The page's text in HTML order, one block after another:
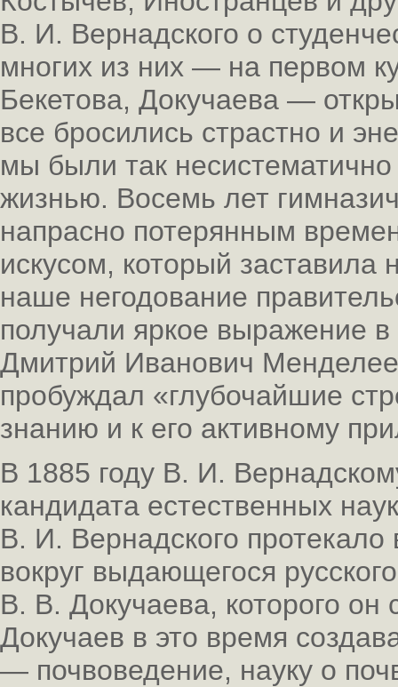
В. И. Вернадского о
многих из них — на первом
Бекетова, Докучаева —
все бросились страстно и
мы были так
жизнью. Восемь лет
напрасно потерянным
искусом, который заставила
наше негодование
получали яркое выражение
Дмитрий Иванович
пробуждал «глубочайшие
знанию и к его активному
В 1885 году В. И.
кандидата естественных
В. И. Вернадского протекало
вокруг выдающегося
В. В. Докучаева, которого
Докучаев в это время
— почвоведение, науку о